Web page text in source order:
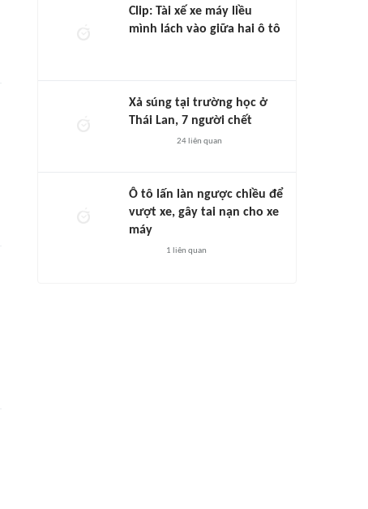
Clip: Tài xế xe máy liều
mình lách vào giữa hai ô tô
Xả súng tại trường học ở
Thái Lan, 7 người chết
24liên quan
Ô tô lấn làn ngược chiều để
vượt xe, gây tai nạn cho xe
máy
1 liên quan